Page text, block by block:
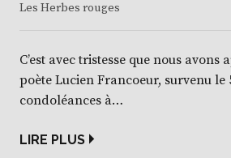
Les Herbes rouges
C’est avec tristesse que nous avons
poète Lucien Francoeur, survenu le
condoléances à…
LIRE PLUS